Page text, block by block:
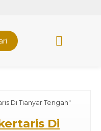
Di Tianyar Tengah"
Di